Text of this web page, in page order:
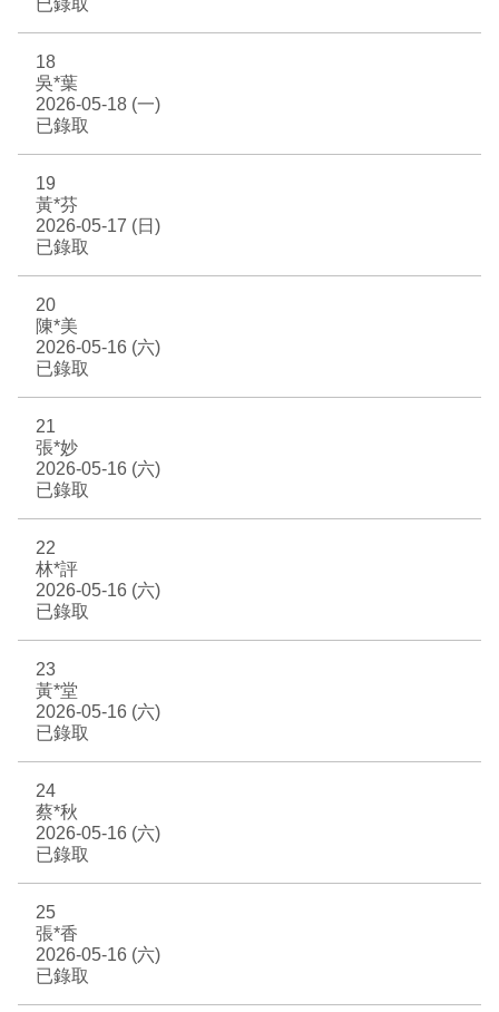
已錄取
18
吳*葉
2026-05-18 (一)
已錄取
19
黃*芬
2026-05-17 (日)
已錄取
20
陳*美
2026-05-16 (六)
已錄取
21
張*妙
2026-05-16 (六)
已錄取
22
林*評
2026-05-16 (六)
已錄取
23
黃*堂
2026-05-16 (六)
已錄取
24
蔡*秋
2026-05-16 (六)
已錄取
25
張*香
2026-05-16 (六)
已錄取